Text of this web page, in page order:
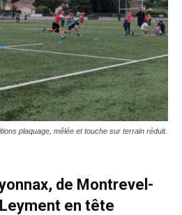
plaquage, mêlée et touche sur terrain réduit.
de Montrevel-
en tête